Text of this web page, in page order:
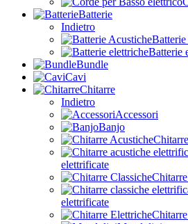
Batterie
Indietro
Batterie
Bundle
Cavi
Chitarre
Indietro
Accessori
Banjo
elettrificate
elettrificate